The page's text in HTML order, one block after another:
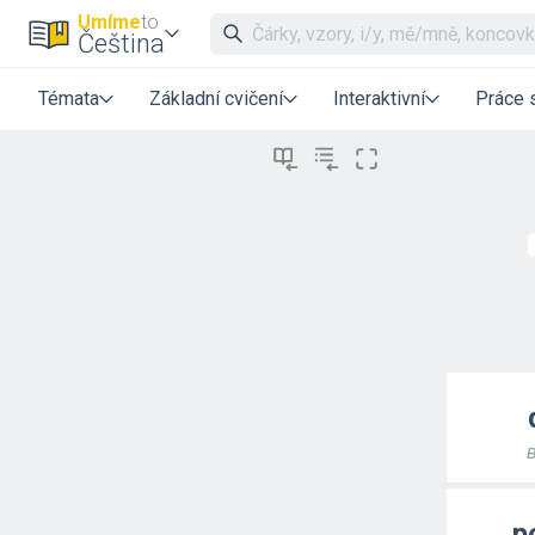
Umímeto
Čeština
Témata Základní cvičení Interaktivní Práce